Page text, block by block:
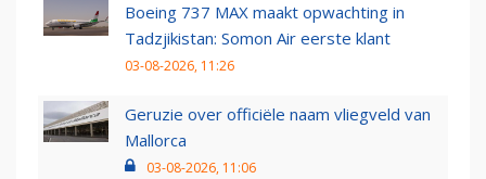
Boeing 737 MAX maakt opwachting in
Tadzjikistan: Somon Air eerste klant
03-08-2026, 11:26
Geruzie over officiële naam vliegveld van
Mallorca
03-08-2026, 11:06